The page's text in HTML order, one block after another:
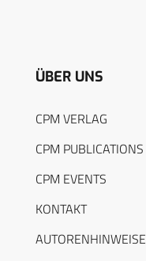
ÜBER UNS
CPM VERLAG
CPM PUBLICATIONS
CPM EVENTS
KONTAKT
AUTORENHINWEISE